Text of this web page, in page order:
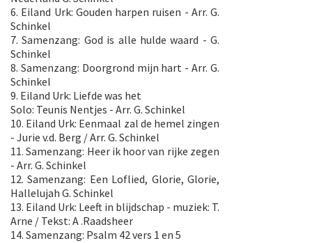
6. Eiland Urk: Gouden harpen ruisen - Arr. G.
Schinkel
7. Samenzang: God is alle hulde waard - G.
Schinkel
8. Samenzang: Doorgrond mijn hart - Arr. G.
Schinkel
9. Eiland Urk: Liefde was het
Solo: Teunis Nentjes - Arr. G. Schinkel
10. Eiland Urk: Eenmaal zal de hemel zingen
- Jurie v.d. Berg / Arr. G. Schinkel
11. Samenzang: Heer ik hoor van rijke zegen
- Arr. G. Schinkel
12. Samenzang: Een Loflied, Glorie, Glorie,
Hallelujah G. Schinkel
13. Eiland Urk: Leeft in blijdschap - muziek: T.
Arne / Tekst: A .Raadsheer
14. Samenzang: Psalm 42 vers 1 en 5